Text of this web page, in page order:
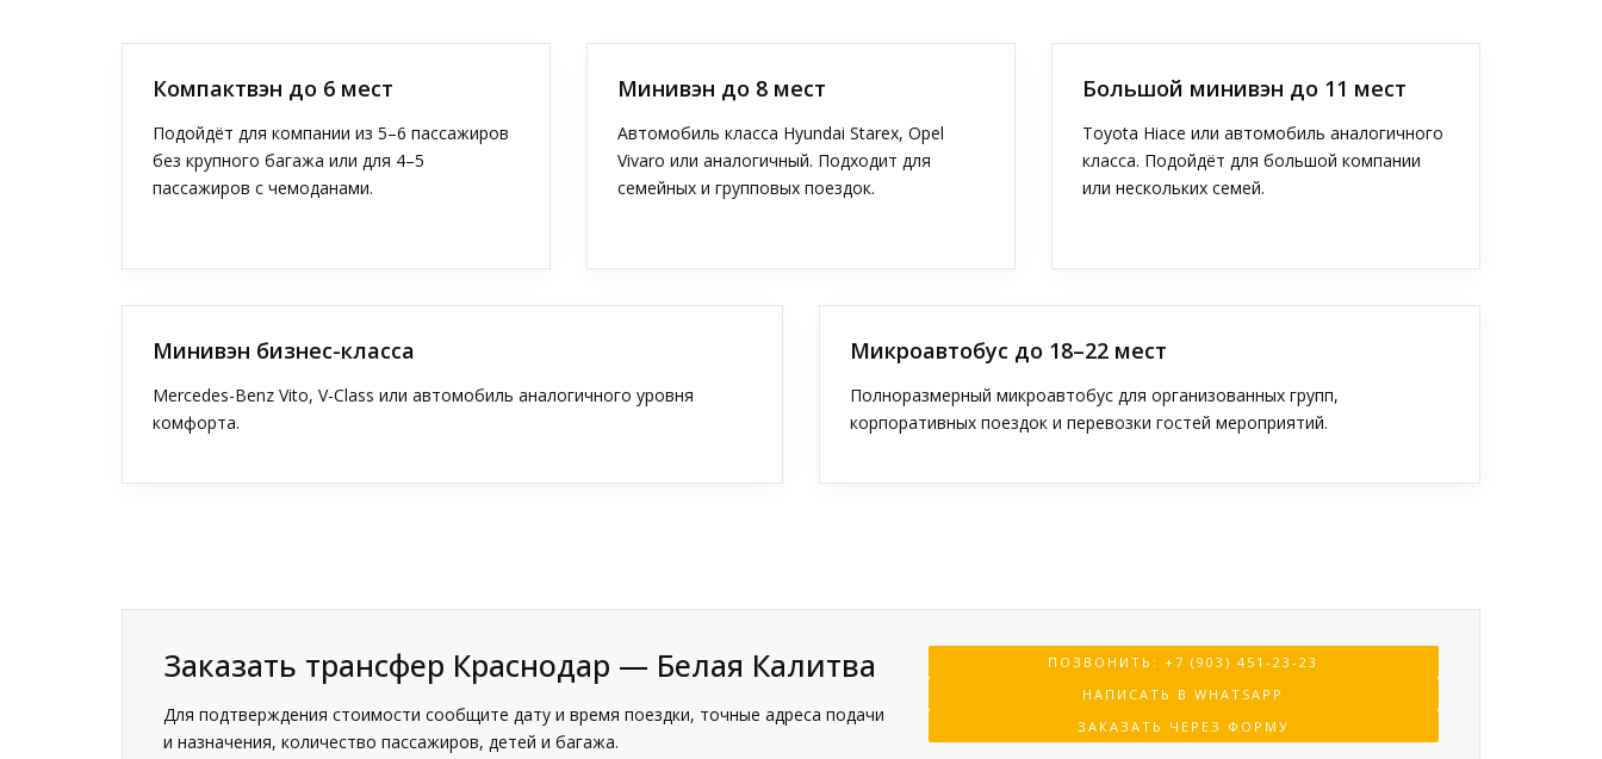
Компактвэн до 6 мест
Подойдёт для компании из 5–6 пассажиров
без крупного багажа или для 4–5
пассажиров с чемоданами.
Минивэн до 8 мест
Автомобиль класса Hyundai Starex, Opel
Vivaro или аналогичный. Подходит для
семейных и групповых поездок.
Большой минивэн до 11 мест
Toyota Hiace или автомобиль аналогичного
класса. Подойдёт для большой компании
или нескольких семей.
Минивэн бизнес-класса
Mercedes-Benz Vito, V-Class или автомобиль аналогичного уровня
комфорта.
Микроавтобус до 18–22 мест
Полноразмерный микроавтобус для организованных групп,
корпоративных поездок и перевозки гостей мероприятий.
Заказать трансфер Краснодар — Белая Калитва
Для подтверждения стоимости сообщите дату и время поездки, точные адреса подачи
и назначения, количество пассажиров, детей и багажа.
ПОЗВОНИТЬ: +7 (903) 451-23-23
НАПИСАТЬ В WHATSAPP
ЗАКАЗАТЬ ЧЕРЕЗ ФОРМУ